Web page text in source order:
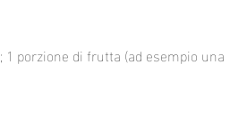
1 porzione di frutta (ad esempio una